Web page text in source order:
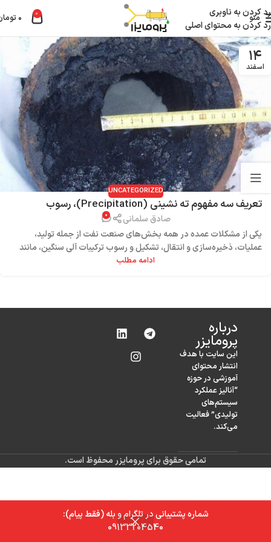
شماره پشتیبانی در تلگرام و بله (فقط پیام):
09133204540
رد کردن به ناوبری
رد کردن به محتوای اصلی
منو 0 ۰
۱۴
اسفند
UNCATEGORIZED
تعریف سه مفهوم ته نشینی (Precipitation)، رسوب
آسفالتین
صادق سلمانی ۰
یکی از مشکلات عمده در همه بخش‌های صنعت نفت از جمله تولید،
عملیات، ذخیره‌سازی و انتقال، تشکیل و رسوب ترکیبات آلی سنگین، مانند
آسفالتین و واکس در تجهیزات و خطوط لوله است ...
ادامه مطلب
درباره‌
پرومایزر
این سایت با هدف
انتشار محتوای
آموزشی در حوزه
“آنالیز عملکرد
سیستم‌های
تولیدی” فعالیت
می‌کند.
تمامی حقوق برای پرومایزر محفوظ است.